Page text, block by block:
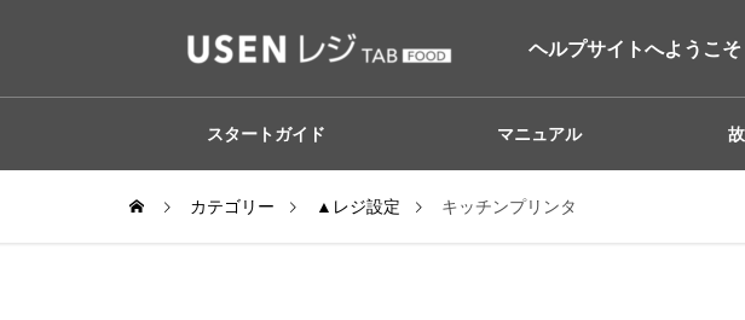
ヘルプサイトへようこそ
スタートガイド マニュアル
カテゴリー ▲レジ設定 キッチンプリンタ